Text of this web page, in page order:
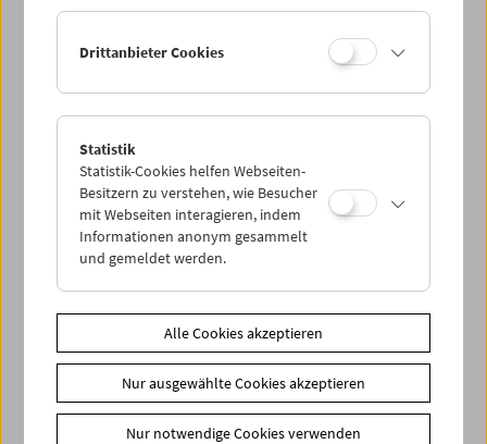
Sa 4.7.
PROGRAMM ÜBERBLICK
Share on
Drittanbieter Cookies
Statistik
Statistik-Cookies helfen Webseiten-
Besitzern zu verstehen, wie Besucher
mit Webseiten interagieren, indem
Informationen anonym gesammelt
und gemeldet werden.
Alle Cookies akzeptieren
Nur ausgewählte Cookies akzeptieren
Nur notwendige Cookies verwenden